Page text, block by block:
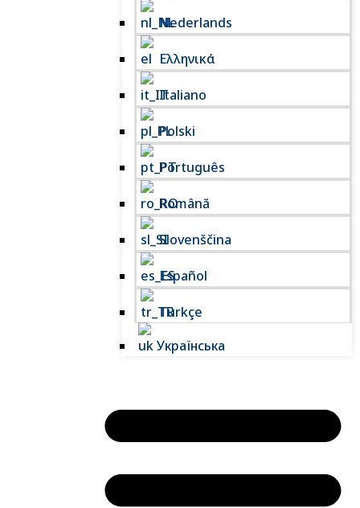
Nederlands
Ελληνικά
Italiano
Polski
Português
Română
Slovenščina
Español
Türkçe
Українська